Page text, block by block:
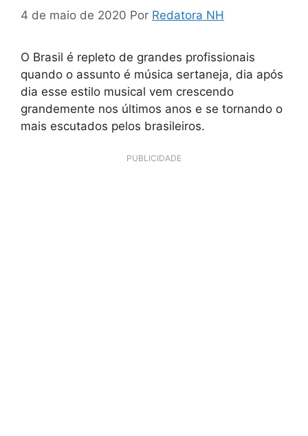
4 de maio de 2020 Por Redatora NH
O Brasil é repleto de grandes profissionais
quando o assunto é música sertaneja, dia após
dia esse estilo musical vem crescendo
grandemente nos últimos anos e se tornando o
mais escutados pelos brasileiros.
PUBLICIDADE